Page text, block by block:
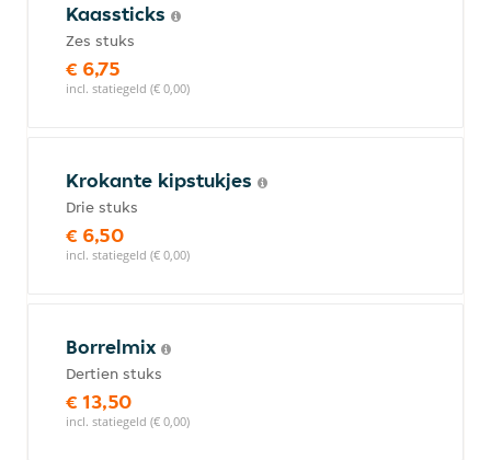
Kaassticks
Zes stuks
€ 6,75
incl. statiegeld (€ 0,00)
Krokante kipstukjes
Drie stuks
€ 6,50
incl. statiegeld (€ 0,00)
Borrelmix
Dertien stuks
€ 13,50
incl. statiegeld (€ 0,00)